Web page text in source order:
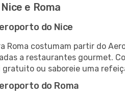
e Roma
do Nice
Roma costumam partir do
a restaurantes gourmet.
gratuito ou saboreie uma
do Roma